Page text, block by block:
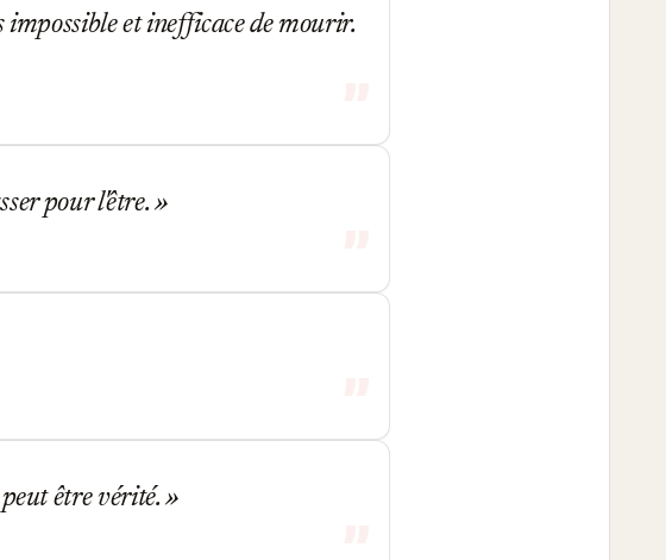
et inefficace de mourir.
pour l'être.
être vérité.